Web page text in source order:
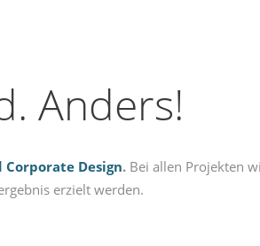
Anders!
Design. Bei allen Projekten
erzielt werden.